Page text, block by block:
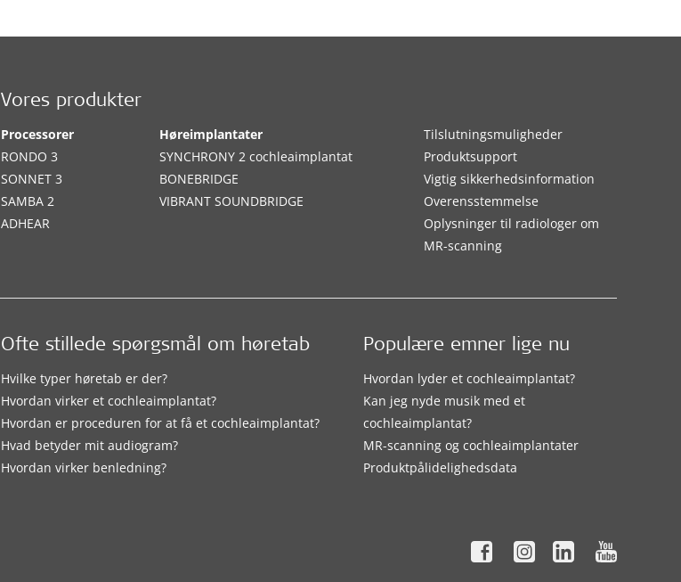
Vores produkter
Processorer
RONDO 3
SONNET 3
SAMBA 2
ADHEAR
Høreimplantater
SYNCHRONY 2 cochleaimplantat
BONEBRIDGE
VIBRANT SOUNDBRIDGE
Tilslutningsmuligheder
Produktsupport
Vigtig sikkerhedsinformation
Overensstemmelse
Oplysninger til radiologer om
MR-scanning
Ofte stillede spørgsmål om høretab
Hvilke typer høretab er der?
Hvordan virker et cochleaimplantat?
Hvordan er proceduren for at få et cochleaimplantat?
Hvad betyder mit audiogram?
Hvordan virker benledning?
Populære emner lige nu
Hvordan lyder et cochleaimplantat?
Kan jeg nyde musik med et
cochleaimplantat?
MR-scanning og cochleaimplantater
Produktpålidelighedsdata